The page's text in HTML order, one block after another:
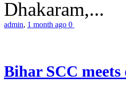
Dhakaram,...
admin, 1 month ago 0
Bihar SCC